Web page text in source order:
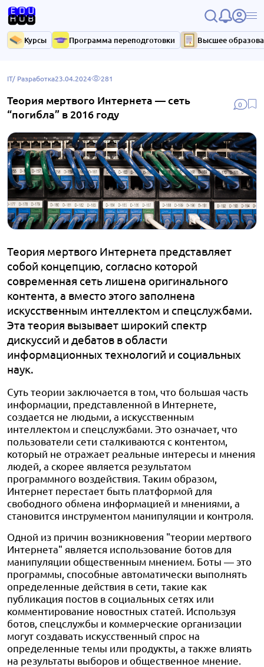
Курсы Программа переподготовки Высшее
0
IT/ Разработка23.04.2024 281
Теория мертвого Интернета — сеть
“погибла” в 2016 году
Теория мертвого Интернета представляет
собой концепцию, согласно которой
современная сеть лишена оригинального
контента, а вместо этого заполнена
искусственным интеллектом и спецслужбами.
Эта теория вызывает широкий спектр
дискуссий и дебатов в области
информационных технологий и социальных
наук.
Суть теории заключается в том, что большая часть
информации, представленной в Интернете,
создается не людьми, а искусственным
интеллектом и спецслужбами. Это означает, что
пользователи сети сталкиваются с контентом,
который не отражает реальные интересы и мнения
людей, а скорее является результатом
программного воздействия. Таким образом,
Интернет перестает быть платформой для
свободного обмена информацией и мнениями, а
становится инструментом манипуляции и контроля.
Одной из причин возникновения "теории мертвого
Интернета" является использование ботов для
манипуляции общественным мнением. Боты — это
программы, способные автоматически выполнять
определенные действия в сети, такие как
публикация постов в социальных сетях или
комментирование новостных статей. Используя
ботов, спецслужбы и коммерческие организации
могут создавать искусственный спрос на
определенные темы или продукты, а также влиять
на результаты выборов и общественное мнение.